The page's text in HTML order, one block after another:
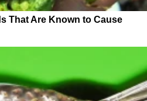
That Are Known to Cause